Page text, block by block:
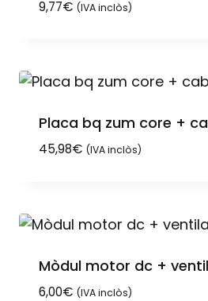
9,77€ (IVA inclòs)
Placa bq zum core +
45,98€ (IVA inclòs)
Mòdul motor dc +
6,00€ (IVA inclòs)